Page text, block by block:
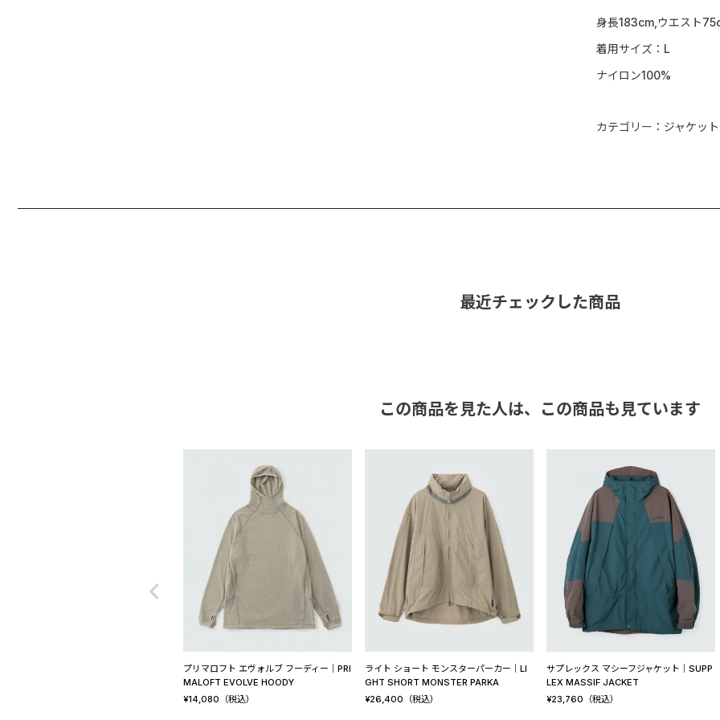
身長183cm,ウエスト
着用サイズ：L
ナイロン100%
カテゴリー：ジャケット
最近チェックした商品
この商品を見た人は、 この商品も見ています
プリマロフト エヴォルブ フーディー│PRI
MALOFT EVOLVE HOODY
¥14,080 （税込）
ライト ショート モンスターパーカー│LI
GHT SHORT MONSTER PARKA
¥26,400 （税込）
サプレックス マシーフジャケット│SUPP
LEX MASSIF JACKET
¥23,760 （税込）